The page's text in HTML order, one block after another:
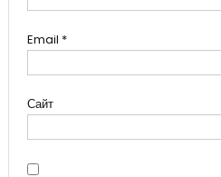
Email *
Сайт